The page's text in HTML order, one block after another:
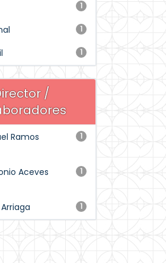
1
1
1
/
1
Ramos
1
Aceves
1